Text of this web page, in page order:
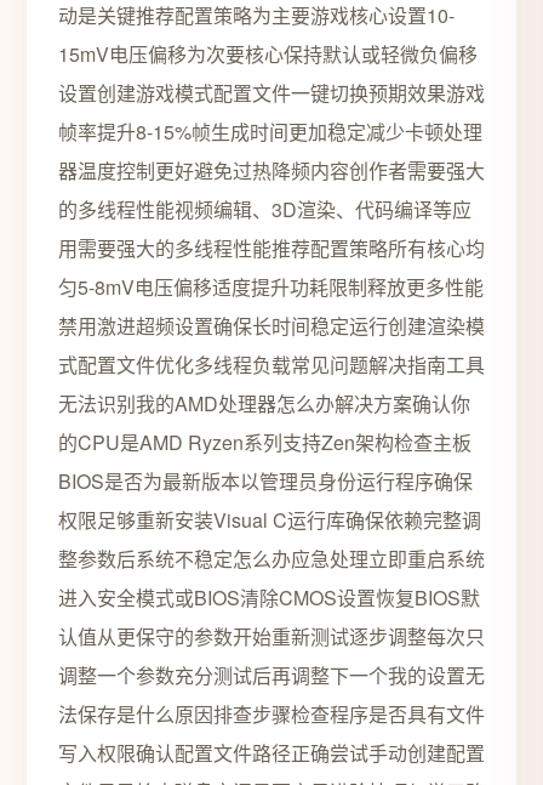
动是关键推荐配置策略为主要游戏核心设置10-
15mV电压偏移为次要核心保持默认或轻微负偏移
设置创建游戏模式配置文件一键切换预期效果游戏
帧率提升8-15%帧生成时间更加稳定减少卡顿处理
器温度控制更好避免过热降频内容创作者需要强大
的多线程性能视频编辑、3D渲染、代码编译等应
用需要强大的多线程性能推荐配置策略所有核心均
匀5-8mV电压偏移适度提升功耗限制释放更多性能
禁用激进超频设置确保长时间稳定运行创建渲染模
式配置文件优化多线程负载常见问题解决指南工具
无法识别我的AMD处理器怎么办解决方案确认你
的CPU是AMD Ryzen系列支持Zen架构检查主板
BIOS是否为最新版本以管理员身份运行程序确保
权限足够重新安装Visual C运行库确保依赖完整调
整参数后系统不稳定怎么办应急处理立即重启系统
进入安全模式或BIOS清除CMOS设置恢复BIOS默
认值从更保守的参数开始重新测试逐步调整每次只
调整一个参数充分测试后再调整下一个我的设置无
法保存是什么原因排查步骤检查程序是否具有文件
写入权限确认配置文件路径正确尝试手动创建配置